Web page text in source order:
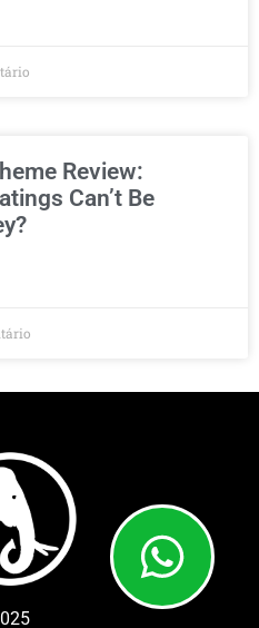
Review:
Can’t Be